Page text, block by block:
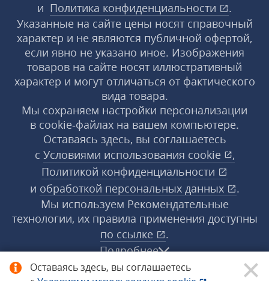
Оставаясь здесь, вы соглашаетесь
и Политика конфиденциальности
.
Указанные на сайте цены носят справочный
характер и не являются публичной офертой,
если явно не указано иное. Изображения
товаров на сайте носят иллюстративный
характер и могут отличаться от фактического
вида товара.
Мы сохраняем настройки персонализации
в cookie‑файлах на вашем компьютере.
Оставаясь здесь, вы соглашаетесь
с Условиями использования cookie
,
Политикой конфиденциальности
и обработкой персональных данных
.
Мы используем Рекомендательные
технологии, их правила применения доступны
по ссылке
.
Подробнее